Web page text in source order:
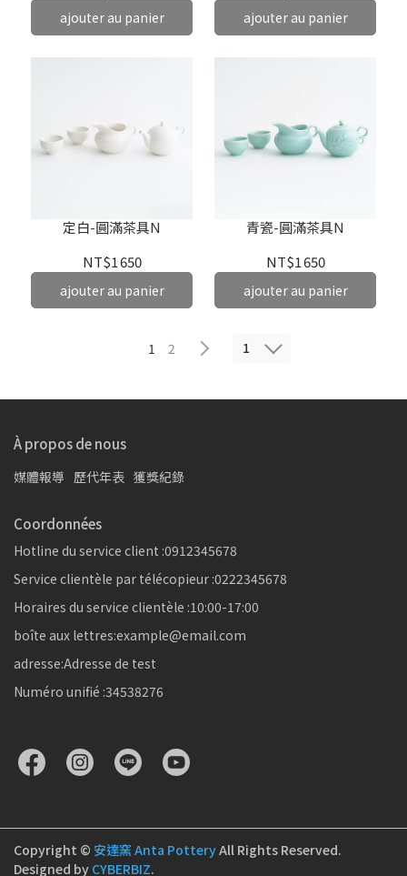
ajouter au panier ajouter au panier
定白-圓滿茶具N
NT$1 650
ajouter au panier
青瓷-圓滿茶具N
NT$1 650
ajouter au panier
1 2 1
À propos de nous
媒體報導 歷代年表 獲獎紀錄
Coordonnées
Hotline du service client :0912345678
Service clientèle par télécopieur :0222345678
Horaires du service clientèle :10:00-17:00
boîte aux lettres:example@email.com
adresse:Adresse de test
Numéro unifié :34538276
Copyright © 安達窯 Anta PotteryAll Rights Reserved.
Designed by CYBERBIZ.